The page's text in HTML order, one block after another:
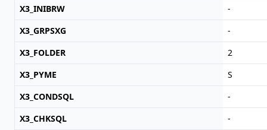
X3_INIBRW
-
X3_GRPSXG
-
X3_FOLDER
2
X3_PYME
S
X3_CONDSQL
-
X3_CHKSQL
-